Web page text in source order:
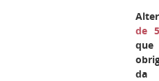
de
da